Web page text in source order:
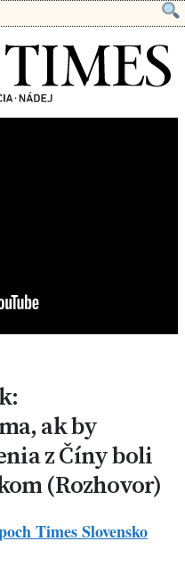
ak by
z Číny boli
(Rozhovor)
Times Slovensko